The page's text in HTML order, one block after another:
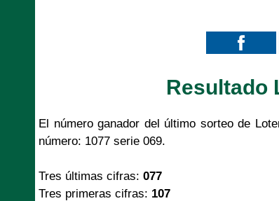
Resultado
El número ganador del último sorteo de
número: 1077 serie 069.
Tres últimas cifras: 077
Tres primeras cifras: 107